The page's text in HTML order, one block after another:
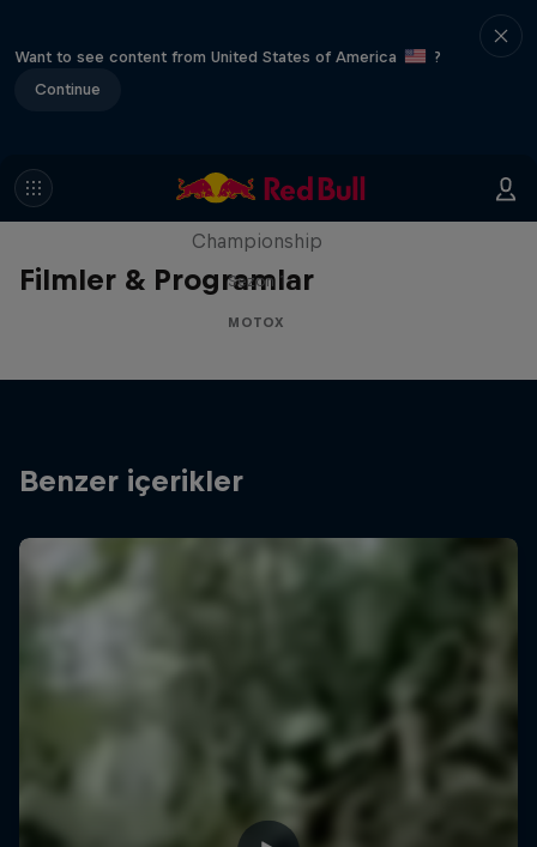
Want to see content from United States of America
?
Continue
Filmler & Programlar
Unrideable
Championship
Sezon 1
MOTOX
Benzer içerikler